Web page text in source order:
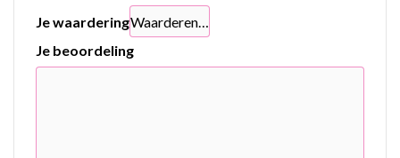
Je waardering
Je beoordeling